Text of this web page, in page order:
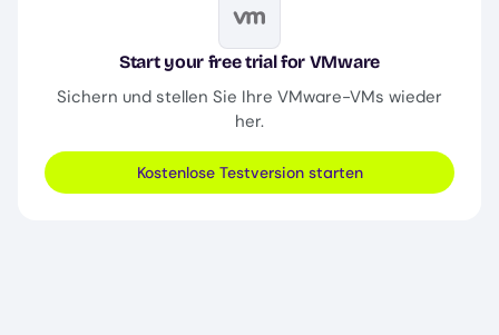
Image
Start your free trial for VMware
Sichern und stellen Sie Ihre VMware-VMs wieder
her.
Kostenlose Testversion starten